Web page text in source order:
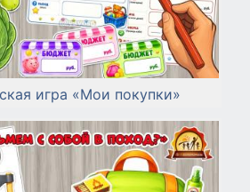
игра «Мои покупки»